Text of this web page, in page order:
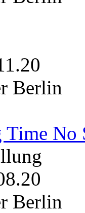
Berlin
No
Berlin